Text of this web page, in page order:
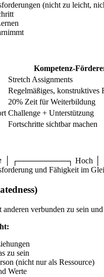
(nicht zu leicht,
Kompetenz-
Stretch Assignments
Regelmäßiges, konstruktives
20% Zeit für Weiterbildung
Challenge + Unterstützung
Fortschritte sichtbar machen
↑ │ ┌─────────┐
und Fähigkeit im
verbunden zu sein
zu sein
(nicht nur als Ressource)
Werte